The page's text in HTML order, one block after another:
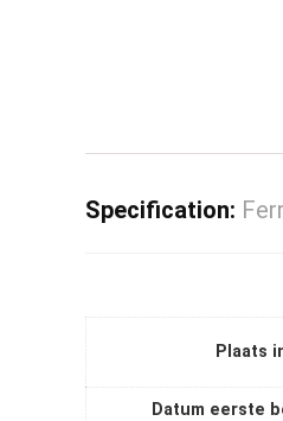
Specification:
Plaats
Datum eerste